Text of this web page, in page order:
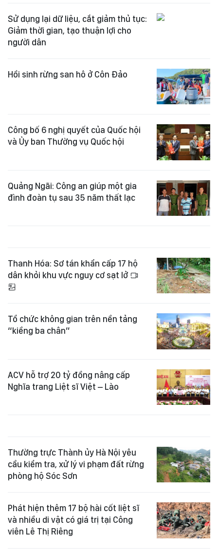
Sử dụng lại dữ liệu, cắt giảm thủ tục:
Giảm thời gian, tạo thuận lợi cho
người dân
Hồi sinh rừng san hô ở Côn Đảo
Công bố 6 nghị quyết của Quốc hội
và Ủy ban Thường vụ Quốc hội
Quảng Ngãi: Công an giúp một gia
đình đoàn tụ sau 35 năm thất lạc
Thanh Hóa: Sơ tán khẩn cấp 17 hộ
dân khỏi khu vực nguy cơ sạt lở
Tổ chức không gian trên nền tảng
“kiềng ba chân”
ACV hỗ trợ 20 tỷ đồng nâng cấp
Nghĩa trang Liệt sĩ Việt – Lào
Thường trực Thành ủy Hà Nội yêu
cầu kiểm tra, xử lý vi phạm đất rừng
phòng hộ Sóc Sơn
Phát hiện thêm 17 bộ hài cốt liệt sĩ
và nhiều di vật có giá trị tại Công
viên Lê Thị Riêng